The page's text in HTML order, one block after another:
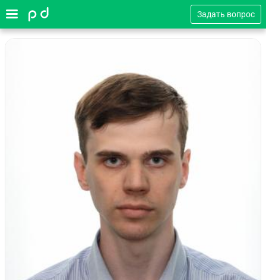
Задать вопрос